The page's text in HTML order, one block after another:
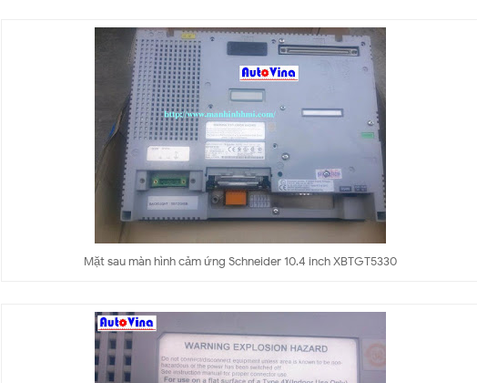
Mặt sau màn hình cảm ứng Schneider 10.4 inch XBTGT5330